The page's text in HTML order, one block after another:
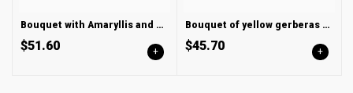
Bouquet with Amaryllis and Cotton
$51.60 +
Bouquet of yellow gerberas and bush roses
$45.70 +